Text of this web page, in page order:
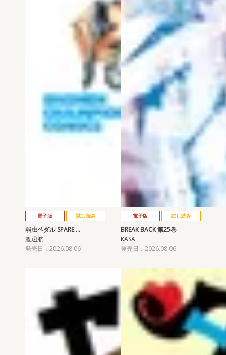
電子版 試し読み
弱虫ペダル SPARE …
渡辺航
発売日：2026.08.06
電子版 試し読み
BREAK BACK 第25巻
KASA
発売日：2026.08.06